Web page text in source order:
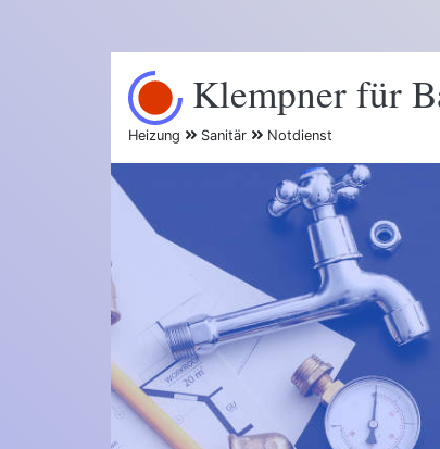
Klempner für
Heizung Sanitär Notdienst